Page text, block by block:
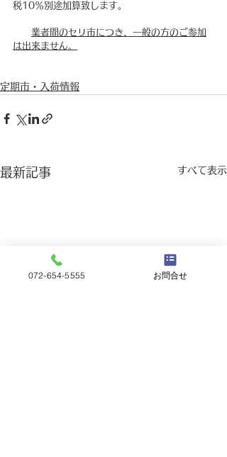
税10％別途加算致します。
業者間のセリ市につき、一般の方のご参加
は出来ません。
定期市・入荷情報
最新記事 すべて表示
072-654-5555 お問合せ